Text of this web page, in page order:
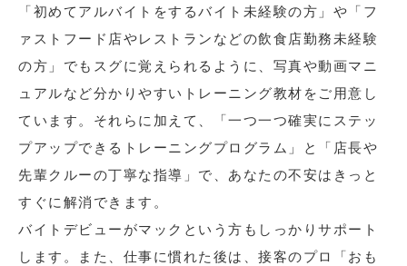
「初めてアルバイトをするバイト未経験の方」や「フ
ァストフード店やレストランなどの飲食店勤務未経験
の方」でもスグに覚えられるように、写真や動画マニ
ュアルなど分かりやすいトレーニング教材をご用意し
ています。それらに加えて、「一つ一つ確実にステッ
プアップできるトレーニングプログラム」と「店長や
先輩クルーの丁寧な指導」で、あなたの不安はきっと
すぐに解消できます。
バイトデビューがマックという方もしっかりサポート
します。また、仕事に慣れた後は、接客のプロ「おも